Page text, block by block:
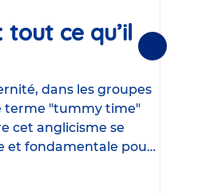
ce qu’il
dans les groupes
terme "tummy time"
cet anglicisme se
et fondamentale pour
Suivantes